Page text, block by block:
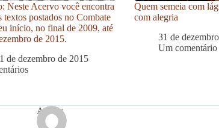
Neste Acervo você encontra
textos postados no Combate
início, no final de 2009, até
de 2015.
de dezembro de 2015
Quem semeia com
com alegria
31 de
Um comentário
Avanir